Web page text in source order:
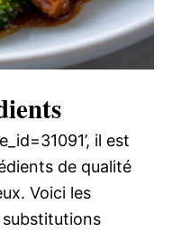
il est
de qualité
Voici les
substitutions